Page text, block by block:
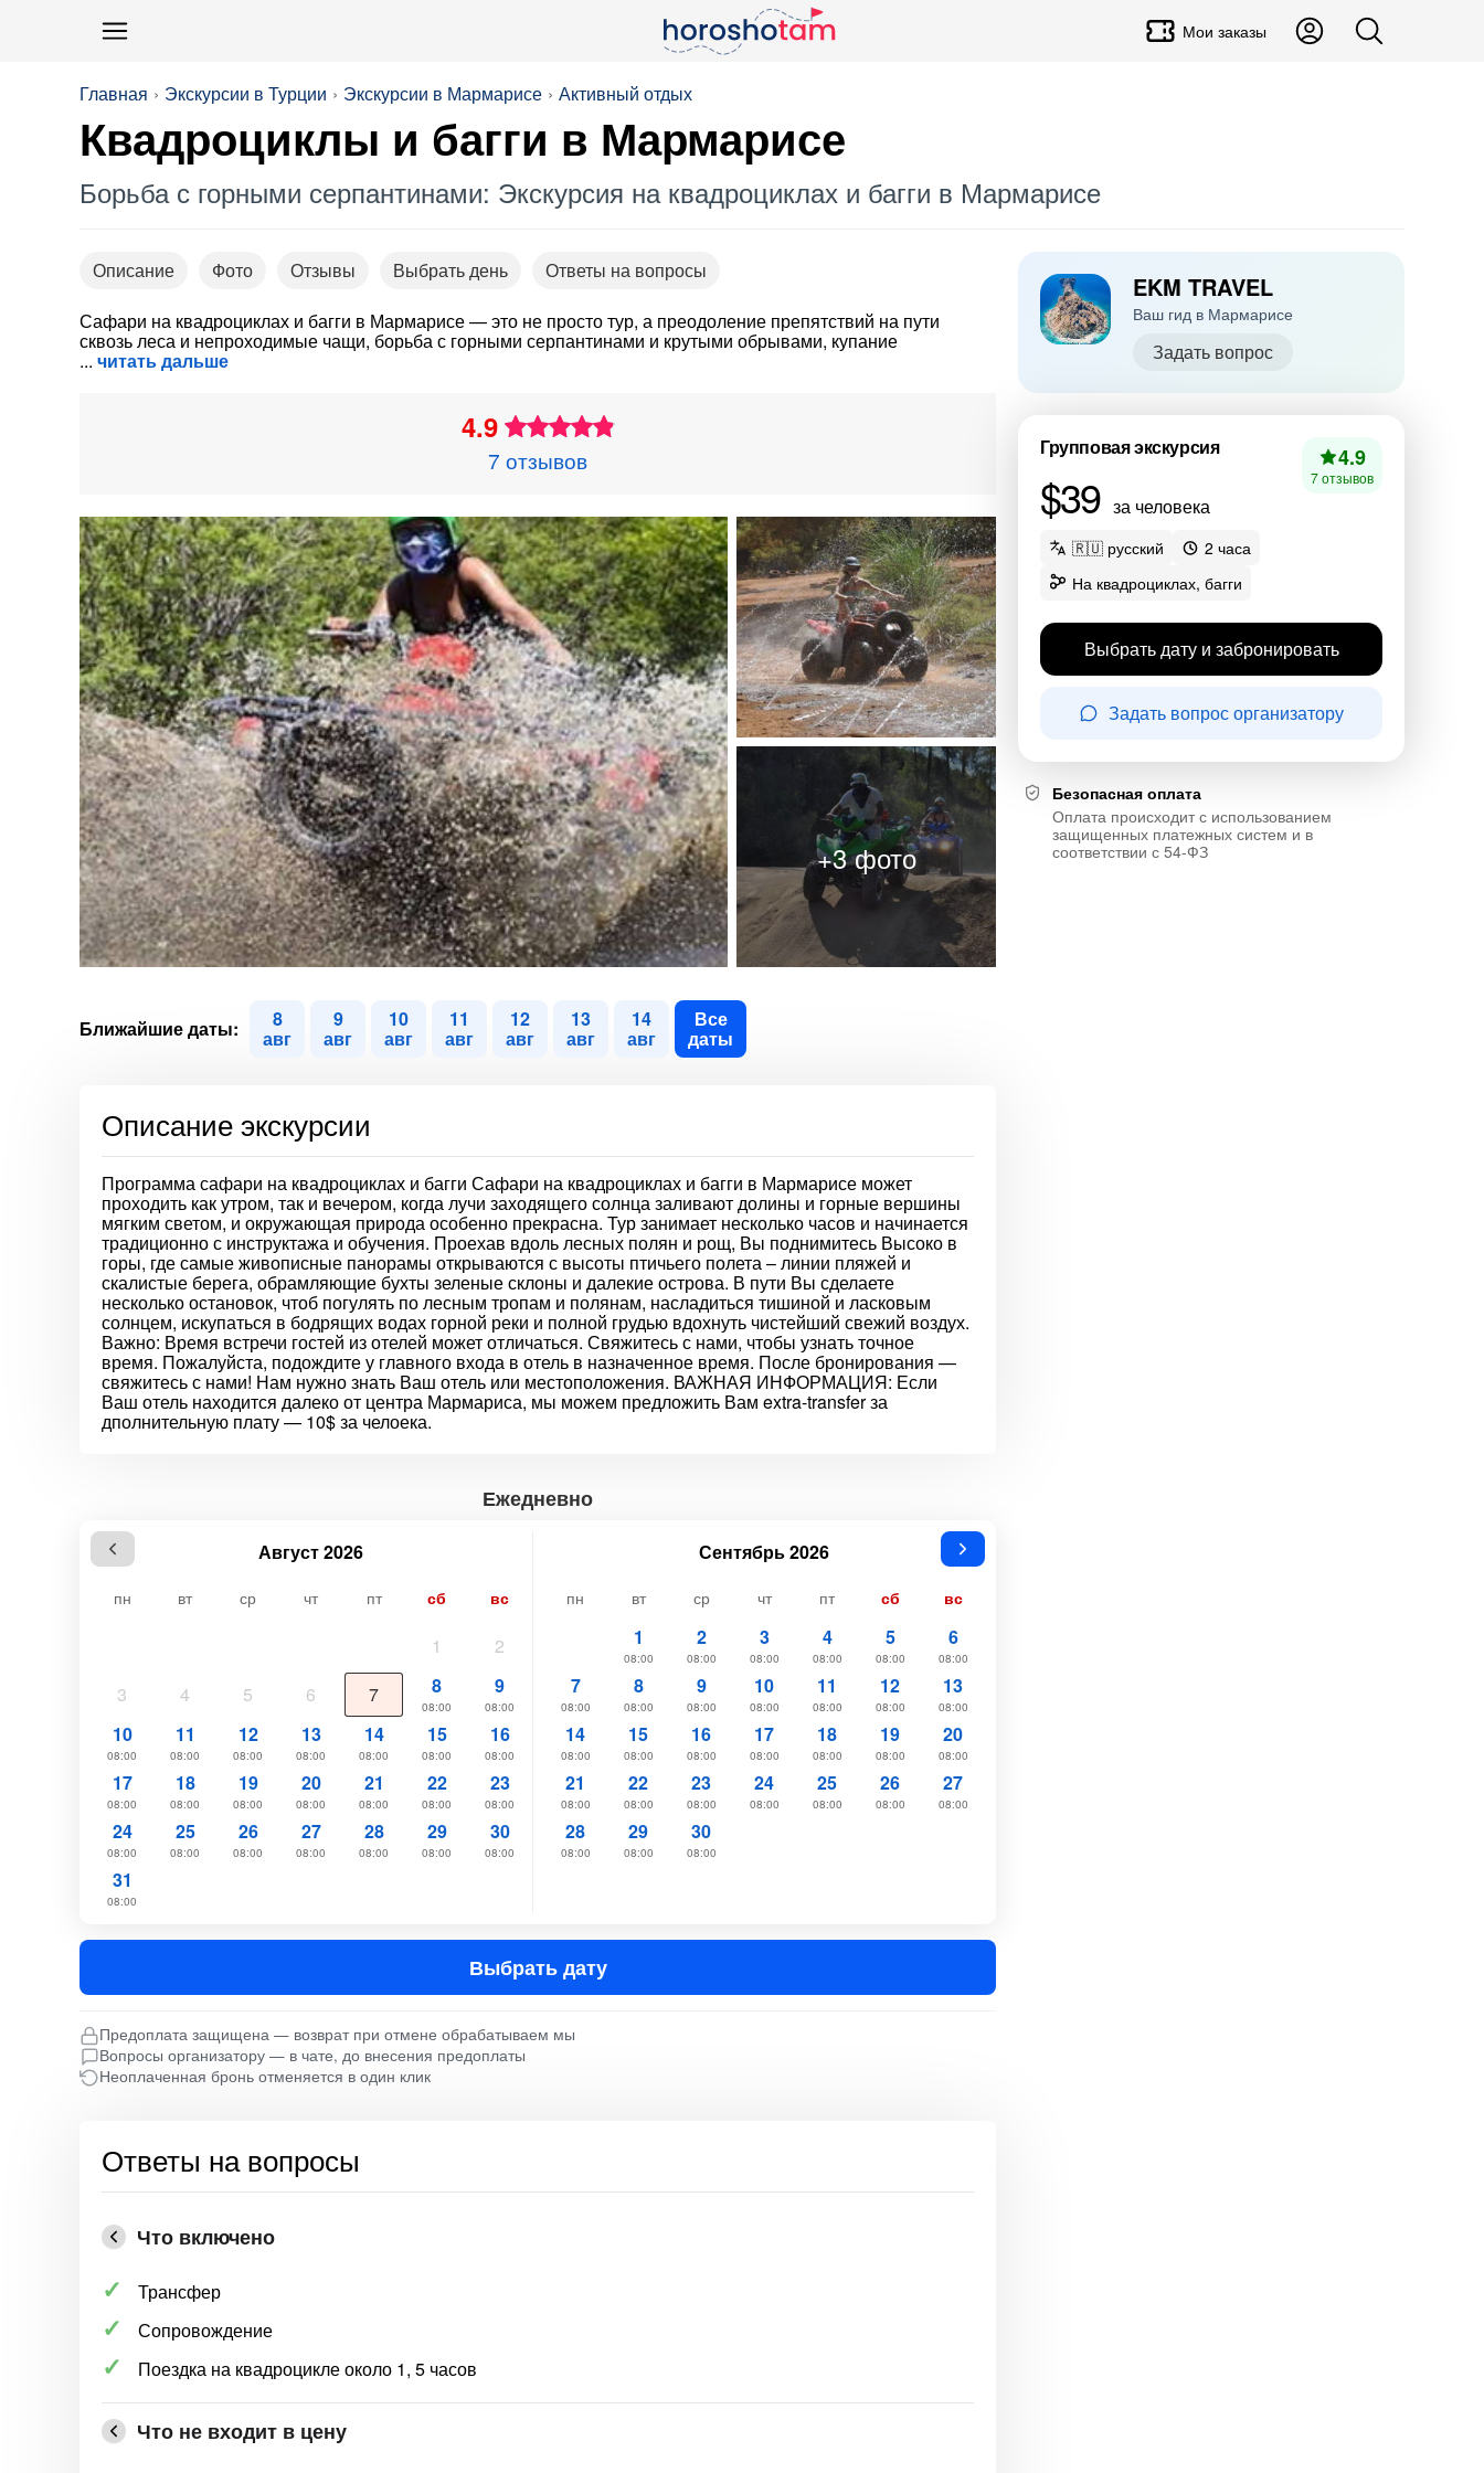
Мои заказы
Главная Экскурсии в Турции Экскурсии в Мармарисе Активный отдых
Квадроциклы и багги в Мармарисе
Борьба с горными серпантинами: Экскурсия на квадроциклах и багги в Мармарисе
Описание Фото Отзывы Выбрать день
Ответы на вопросы
Сафари на квадроциклах и багги в Мармарисе — это не просто тур, а преодоление препятствий на пути
сквозь леса и непроходимые чащи, борьба с горными серпантинами и крутыми обрывами, купание
читать дальше
4.9
7 отзывов
Ближайшие даты: 8
авг
9
авг
10
авг
11
авг
12
авг
13
авг
14
авг
Все
даты
Описание экскурсии
Программа сафари на квадроциклах и багги Сафари на квадроциклах и багги в Мармарисе может
проходить как утром, так и вечером, когда лучи заходящего солнца заливают долины и горные вершины
мягким светом, и окружающая природа особенно прекрасна. Тур занимает несколько часов и начинается
традиционно с инструктажа и обучения. Проехав вдоль лесных полян и рощ, Вы поднимитесь Высоко в
горы, где самые живописные панорамы открываются с высоты птичьего полета – линии пляжей и
скалистые берега, обрамляющие бухты зеленые склоны и далекие острова. В пути Вы сделаете
несколько остановок, чтоб погулять по лесным тропам и полянам, насладиться тишиной и ласковым
солнцем, искупаться в бодрящих водах горной реки и полной грудью вдохнуть чистейший свежий воздух.
Важно: Время встречи гостей из отелей может отличаться. Свяжитесь с нами, чтобы узнать точное
время. Пожалуйста, подождите у главного входа в отель в назначенное время. После бронирования —
свяжитесь с нами! Нам нужно знать Ваш отель или местоположения. ВАЖНАЯ ИНФОРМАЦИЯ: Если
Ваш отель находится далеко от центра Мармариса, мы можем предложить Вам extra-transfer за
дполнительную плату — 10$ за челоека.
Ежедневно
Август 2026
пн вт ср чт пт сб вс
1
2
3
4 5 6 7 8
08:00
9
08:00
10
08:00
11
08:00
12
08:00
13
08:00
14
08:00
15
08:00
16
08:00
17
08:00
18
08:00
19
08:00
20
08:00
21
08:00
22
08:00
23
08:00
24
08:00
25
08:00
26
08:00
27
08:00
28
08:00
29
08:00
30
08:00
31
08:00
Сентябрь 2026
пн вт ср чт пт сб вс
1
08:00
2
08:00
3
08:00
4
08:00
5
08:00
6
08:00
7
08:00
8
08:00
9
08:00
10
08:00
11
08:00
12
08:00
13
08:00
14
08:00
15
08:00
16
08:00
17
08:00
18
08:00
19
08:00
20
08:00
21
08:00
22
08:00
23
08:00
24
08:00
25
08:00
26
08:00
27
08:00
28
08:00
29
08:00
30
08:00
Выбрать дату
Предоплата защищена — возврат при отмене обрабатываем мы
Вопросы организатору — в чате, до внесения предоплаты
Неоплаченная бронь отменяется в один клик
Ответы на вопросы
Что включено
Трансфер
Сопровождение
Поездка на квадроцикле около 1, 5 часов
Что не входит в цену
EKM TRAVEL
Ваш гид в Мармарисе
Задать вопрос
Групповая экскурсия
$39 за человека
4.9
7 отзывов
🇷🇺 русский
2 часа
На квадроциклах, багги
Выбрать дату и забронировать
Задать вопрос организатору
Безопасная оплата
Оплата происходит с использованием
защищенных платежных систем и в
соответствии с 54-ФЗ